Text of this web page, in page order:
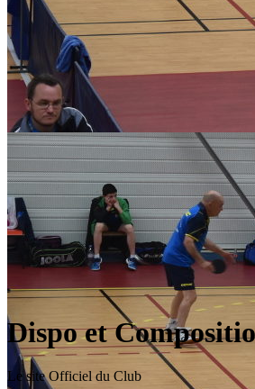
Dispo et
Le site Officiel du Club